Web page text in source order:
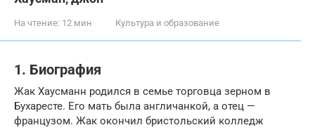
На чтение: 12 мин Культура и образование
1. Биография
Жак Хаусманн родился в семье торговца зерном в
Бухаресте. Его мать была англичанкой, а отец —
французом. Жак окончил бристольский колледж